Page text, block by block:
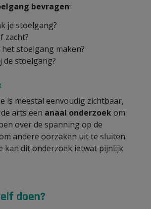
bevragen:
je stoelgang?
zacht?
het stoelgang maken?
de stoelgang?
is meestal eenvoudig zichtbaar,
arts een anaal onderzoekom
over de spanning op de
andere oorzaken uit te sluiten.
kan dit onderzoek ietwat pijnlijk
doen?